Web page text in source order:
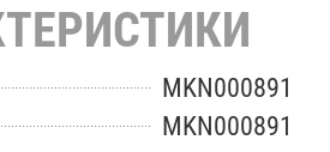
MKN000891
MKN000891